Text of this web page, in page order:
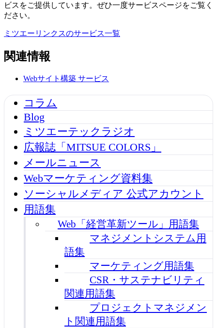
ビスをご提供しています。ぜひ一度サービスページをご覧く
ださい。
ミツエーリンクスのサービス一覧
関連情報
Webサイト構築 サービス
コラム
Blog
ミツエーテックラジオ
広報誌「MITSUE COLORS」
メールニュース
Webマーケティング資料集
ソーシャルメディア 公式アカウント
用語集
Web「経営革新ツール」用語集
マネジメントシステム用
語集
マーケティング用語集
CSR・サステナビリティ
関連用語集
プロジェクトマネジメン
ト関連用語集